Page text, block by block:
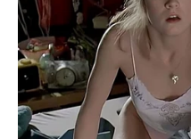
Фото
italyanskayakuhnya.com